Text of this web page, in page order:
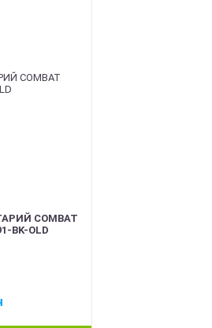
COMBAT
BK-OLD